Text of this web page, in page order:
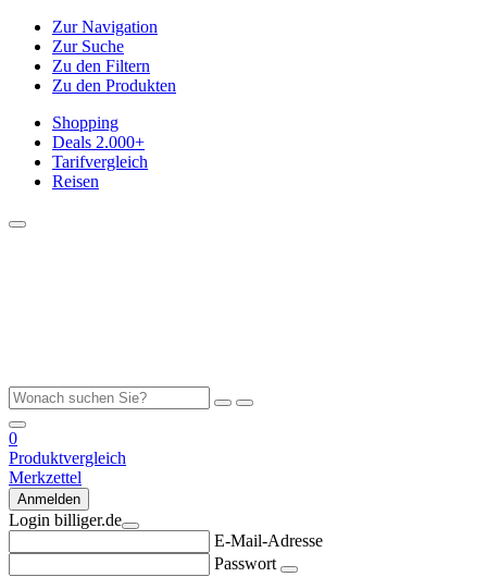
Zur Navigation
Zur Suche
Zu den Filtern
Zu den Produkten
Shopping
Deals 2.000+
Tarifvergleich
Reisen
0
Produktvergleich
Merkzettel
Anmelden
Login billiger.de
E-Mail-Adresse
Passwort